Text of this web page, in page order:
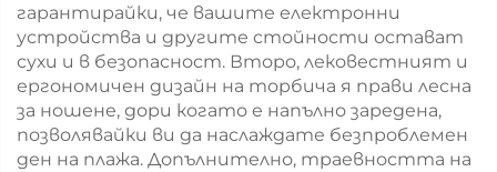
гарантирайки, че вашите електронни
устройства и другите стойности остават
сухи и в безопасност. Второ, лековестният и
ергономичен дизайн на торбича я прави лесна
за ношене, дори когато е напълно заредена,
позволявайки ви да наслаждате безпроблемен
ден на плажа. Допълнително, траевността на